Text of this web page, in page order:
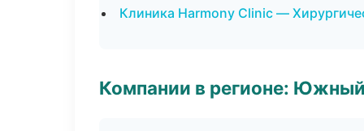
Клиника Harmony Clinic —
Компании в регионе: